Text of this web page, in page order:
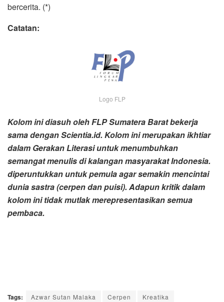
bercerita. (*)
Catatan:
Logo FLP
Kolom ini diasuh oleh FLP Sumatera Barat bekerja
sama dengan Scientia.id. Kolom ini merupakan ikhtiar
dalam Gerakan Literasi untuk menumbuhkan
semangat menulis di kalangan masyarakat Indonesia.
diperuntukkan untuk pemula agar semakin mencintai
dunia sastra (cerpen dan puisi). Adapun kritik dalam
kolom ini tidak mutlak merepresentasikan semua
pembaca.
Tags: Azwar Sutan Malaka Cerpen
Kreatika